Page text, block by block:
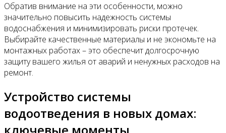
Обратив внимание на эти особенности, можно
значительно повысить надежность системы
водоснабжения и минимизировать риски протечек.
Выбирайте качественные материалы и не экономьте на
монтажных работах – это обеспечит долгосрочную
защиту вашего жилья от аварий и ненужных расходов на
ремонт.
Устройство системы
водоотведения в новых домах: